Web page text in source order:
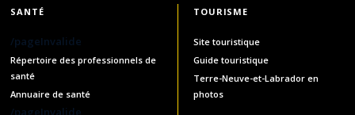
SANTÉ
/pageInvalide
Répertoire des professionnels de
santé
Annuaire de santé
/pageInvalide
TOURISME
Site touristique
Guide touristique
Terre-Neuve-et-Labrador en
photos